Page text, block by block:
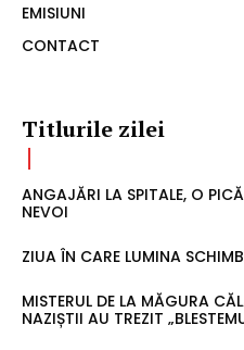
EMISIUNI
CONTACT
Titlurile zilei
ANGAJĂRI LA SPITALE, O
NEVOI
ZIUA ÎN CARE LUMINA
MISTERUL DE LA MĂGURA
NAZIȘTII AU TREZIT